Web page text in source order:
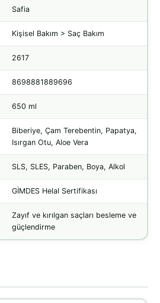
Safia
Kişisel Bakım > Saç Bakım
2617
8698881889696
650 ml
Biberiye, Çam Terebentin, Papatya,
Isırgan Otu, Aloe Vera
SLS, SLES, Paraben, Boya, Alkol
GİMDES Helal Sertifikası
Zayıf ve kırılgan saçları besleme ve
güçlendirme